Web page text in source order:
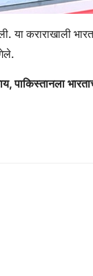
या कराराखाली
पाकिस्तानला